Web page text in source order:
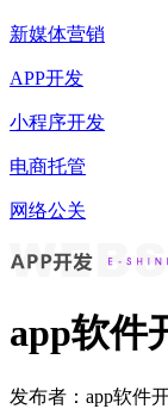
新媒体营销
APP开发
小程序开发
电商托管
网络公关
app软件
发布者：app软件